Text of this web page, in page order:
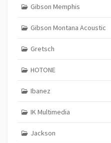
Gibson Memphis
Gibson Montana Acoustic
Gretsch
HOTONE
Ibanez
IK Multimedia
Jackson